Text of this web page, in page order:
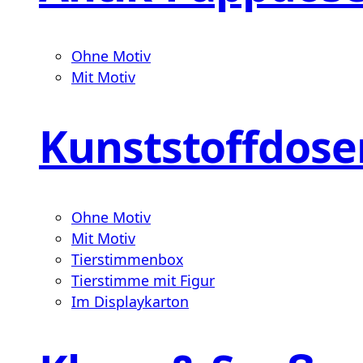
Ohne Motiv
Mit Motiv
Ohne Motiv
Mit Motiv
Tierstimmenbox
Tierstimme mit Figur
Im Displaykarton